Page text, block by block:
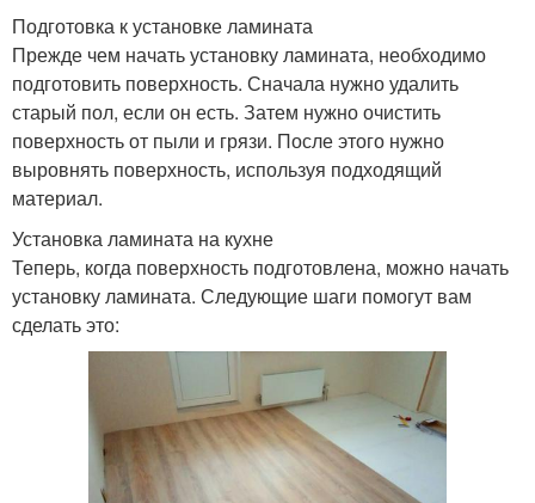
Подготовка к установке ламината
Прежде чем начать установку ламината, необходимо
подготовить поверхность. Сначала нужно удалить
старый пол, если он есть. Затем нужно очистить
поверхность от пыли и грязи. После этого нужно
выровнять поверхность, используя подходящий
материал.
Установка ламината на кухне
Теперь, когда поверхность подготовлена, можно начать
установку ламината. Следующие шаги помогут вам
сделать это: